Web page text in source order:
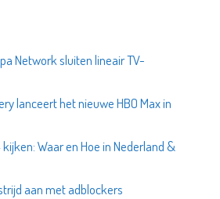
Network sluiten lineair TV-
lanceert het nieuwe HBO Max in
Waar en Hoe in Nederland &
aan met adblockers